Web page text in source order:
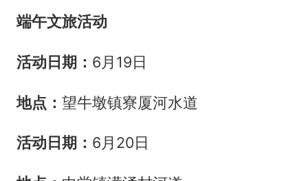
端午文旅活动
️活动日期： 6月19日
地点： 望牛墩镇寮厦河水道
️活动日期： 6月20日